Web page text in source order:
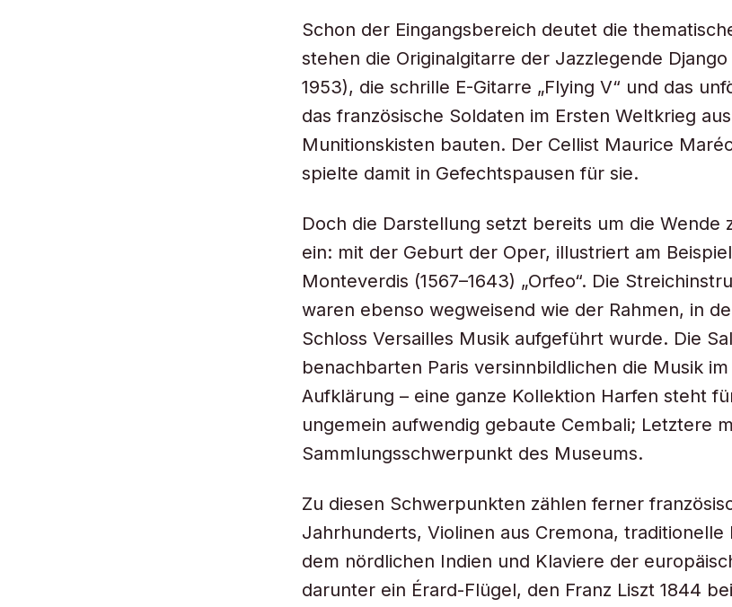
Schon der Eingangsbereich deutet die
stehen die Originalgitarre der Jazzlegende Django
1953), die schrille E-Gitarre „Flying V“ und das
das französische Soldaten im Ersten Weltkrieg
Munitionskisten bauten. Der Cellist Maurice
spielte damit in Gefechtspausen für sie.
Doch die Darstellung setzt bereits um die Wende
ein: mit der Geburt der Oper, illustriert am
Monteverdis (1567–1643) „Orfeo“. Die
waren ebenso wegweisend wie der Rahmen, in
Schloss Versailles Musik aufgeführt wurde. Die
benachbarten Paris versinnbildlichen die Musik
Aufklärung – eine ganze Kollektion Harfen steht
ungemein aufwendig gebaute Cembali; Letztere
Sammlungsschwerpunkt des Museums.
Zu diesen Schwerpunkten zählen ferner
Jahrhunderts, Violinen aus Cremona, traditionelle
dem nördlichen Indien und Klaviere der
darunter ein Érard-Flügel, den Franz Liszt 1844